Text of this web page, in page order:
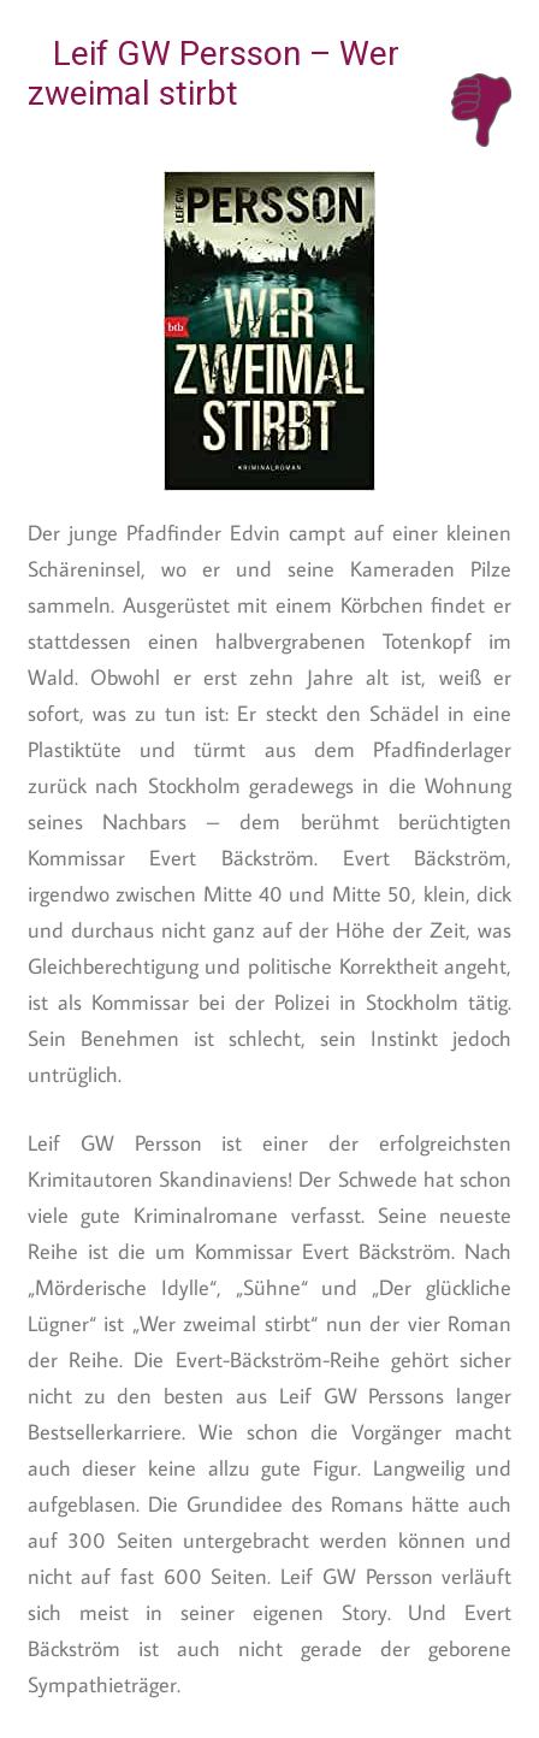
Leif GW Persson – Wer
zweimal stirbt
Der junge Pfadfinder Edvin campt auf einer kleinen
Schäreninsel, wo er und seine Kameraden Pilze
sammeln. Ausgerüstet mit einem Körbchen findet er
stattdessen einen halbvergrabenen Totenkopf im
Wald. Obwohl er erst zehn Jahre alt ist, weiß er
sofort, was zu tun ist: Er steckt den Schädel in eine
Plastiktüte und türmt aus dem Pfadfinderlager
zurück nach Stockholm geradewegs in die Wohnung
seines Nachbars – dem berühmt berüchtigten
Kommissar Evert Bäckström. Evert Bäckström,
irgendwo zwischen Mitte 40 und Mitte 50, klein, dick
und durchaus nicht ganz auf der Höhe der Zeit, was
Gleichberechtigung und politische Korrektheit angeht,
ist als Kommissar bei der Polizei in Stockholm tätig.
Sein Benehmen ist schlecht, sein Instinkt jedoch
untrüglich.
Leif GW Persson ist einer der erfolgreichsten
Krimitautoren Skandinaviens! Der Schwede hat schon
viele gute Kriminalromane verfasst. Seine neueste
Reihe ist die um Kommissar Evert Bäckström. Nach
„Mörderische Idylle“, „Sühne“ und „Der glückliche
Lügner“ ist „Wer zweimal stirbt“ nun der vier Roman
der Reihe. Die Evert-Bäckström-Reihe gehört sicher
nicht zu den besten aus Leif GW Perssons langer
Bestsellerkarriere. Wie schon die Vorgänger macht
auch dieser keine allzu gute Figur. Langweilig und
aufgeblasen. Die Grundidee des Romans hätte auch
auf 300 Seiten untergebracht werden können und
nicht auf fast 600 Seiten. Leif GW Persson verläuft
sich meist in seiner eigenen Story. Und Evert
Bäckström ist auch nicht gerade der geborene
Sympathieträger.